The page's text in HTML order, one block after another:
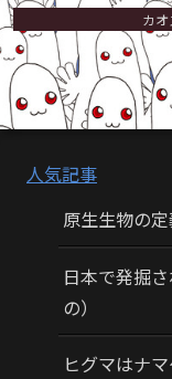
カ
人気記事
原生生物の
日本で発掘
の）
ヒグマはナ